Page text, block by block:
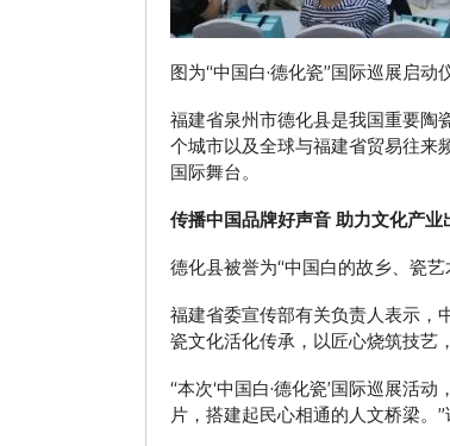
图为“中国白·德化瓷”国际巡展启动
福建省泉州市德化县是我国重要陶
个城市以及全球与福建省贸易往来
国际舞台。
传播中国品牌好声音 助力文化产业
德化县被誉为“中国白的故乡、瓷
福建省委宣传部有关负责人表示，
瓷文化活化传承，以匠心烧筑技艺
“本次‘中国白·德化瓷’国际巡展活
片，搭建起民心相通的人文桥梁。”